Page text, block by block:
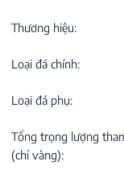
Thương hiệu:
Loại đá chính:
Loại đá phụ:
Tổng trọng lượng
(chỉ vàng):